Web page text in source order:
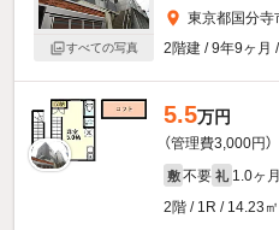
すべての写真
東京都国分
2階建 / 9年9ヶ月
5.5万円
（管理費3,000円）
敷 不要 礼 1.0ヶ月
2階 / 1R / 14.23㎡